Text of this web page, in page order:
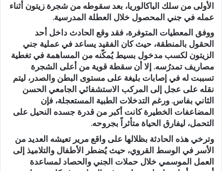
الأولى من سلك الباكالوريا، بعد سقوطه من شجرة زيتون أثناء
عمله في جني المحصول خلال العطلة المدرسية.
ووفق المعطيات المتوفرة، فقد وقع الحادث داخل أحد
الحقول بالمنطقة، حيث كان الفقيد يساعد في عملية جني
الزيتون لكسب مدخول بسيط يُمكّنه من المساهمة في تغطية
مصاريف تمدرُسه. إلا أن سقطة قوية من أعلى الشجرة
تسببت له في إصابات بليغة على مستوى البطن والصدر، ليتم
نقله على عجل إلى المركب الاستشفائي الجامعي الحسن
الثاني بفاس. ورغم التدخلات الطبية المستعجلة، فإن
المضاعفات الخطيرة كانت أكبر من قدرة جسده النحيل على
التحمل، ليفارق الحياة متأثراً بجروحه.
وترخي هذه الحادثة بظلالها على واقع مرير تعيشه العديد من
الأسر في الوسط القروي، حيث يُضطر الأطفال والتلاميذ إلى
العمل الموسمي خلال حملات الجني والحصاد لمساعدة